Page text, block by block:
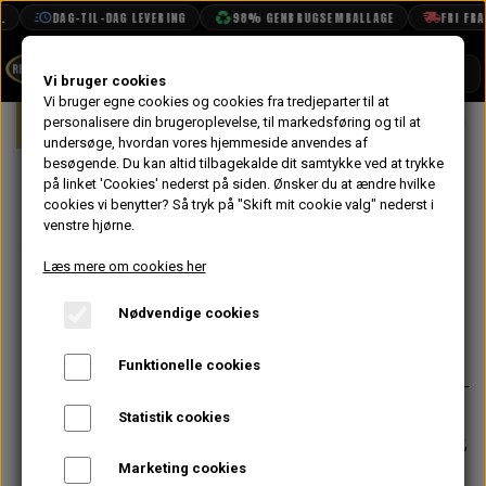
DAG-TIL-DAG LEVERING 98% GENBRUGSEMBALLAGE FRI
BOOK TID
PROJEKTER
TEKNISK DATA
VANDPOLERING
Forside Mini Eksteriør Front Gitter
Austin MK1
"Wavy" Sæt
3.440,00 kr.
Varenummer: 14A7299KIT
MK1 wavy frontgitter med
moustache, moustache ender, skruer,
klips og popnitter.
Vi bruger cookies
Vi bruger egne cookies og cookies fra tredjeparter til at
personalisere din brugeroplevelse, til markedsføring og til at
undersøge, hvordan vores hjemmeside anvendes af
besøgende. Du kan altid tilbagekalde dit samtykke ved at trykke
på linket 'Cookies' nederst på siden. Ønsker du at ændre hvilke
cookies vi benytter? Så tryk på "Skift mit cookie valg" nederst i
venstre hjørne.
Læs mere om cookies her
Nødvendige cookies
Funktionelle cookies
Statistik cookies
Marketing cookies